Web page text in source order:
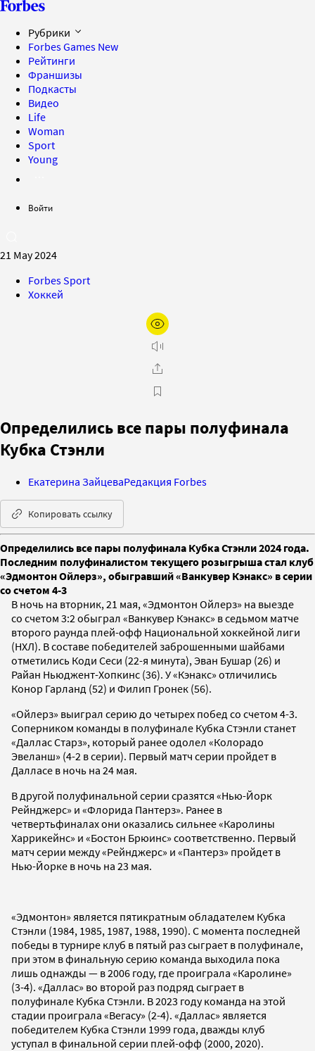
Рубрики
Forbes Games New
Рейтинги
Франшизы
Подкасты
Видео
Life
Woman
Sport
Young
Войти
21 May 2024
Forbes Sport
Хоккей
Определились все пары полуфинала
Кубка Стэнли
Екатерина ЗайцеваРедакция Forbes
Копировать ссылку
Определились все пары полуфинала Кубка Стэнли 2024 года.
Последним полуфиналистом текущего розыгрыша стал клуб
«Эдмонтон Ойлерз», обыгравший «Ванкувер Кэнакс» в серии
со счетом 4-3
В ночь на вторник, 21 мая, «Эдмонтон Ойлерз» на выезде
со счетом 3:2 обыграл «Ванкувер Кэнакс» в седьмом матче
второго раунда плей-офф Национальной хоккейной лиги
(НХЛ). В составе победителей заброшенными шайбами
отметились Коди Сеси (22-я минута), Эван Бушар (26) и
Райан Ньюджент-Хопкинс (36). У «Кэнакс» отличились
Конор Гарланд (52) и Филип Гронек (56).
«Ойлерз» выиграл серию до четырех побед со счетом 4-3.
Соперником команды в полуфинале Кубка Стэнли станет
«Даллас Старз», который ранее одолел «Колорадо
Эвеланш» (4-2 в серии). Первый матч серии пройдет в
Далласе в ночь на 24 мая.
В другой полуфинальной серии сразятся «Нью-Йорк
Рейнджерс» и «Флорида Пантерз». Ранее в
четвертьфиналах они оказались сильнее «Каролины
Харрикейнс» и «Бостон Брюинс» соответственно. Первый
матч серии между «Рейнджерс» и «Пантерз» пройдет в
Нью-Йорке в ночь на 23 мая.
«Эдмонтон» является пятикратным обладателем Кубка
Стэнли (1984, 1985, 1987, 1988, 1990). С момента последней
победы в турнире клуб в пятый раз сыграет в полуфинале,
при этом в финальную серию команда выходила пока
лишь однажды — в 2006 году, где проиграла «Каролине»
(3-4). «Даллас» во второй раз подряд сыграет в
полуфинале Кубка Стэнли. В 2023 году команда на этой
стадии проиграла «Вегасу» (2-4). «Даллас» является
победителем Кубка Стэнли 1999 года, дважды клуб
уступал в финальной серии плей-офф (2000, 2020).